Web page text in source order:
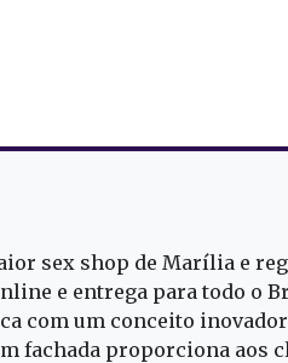
sex shop de Marília e
e entrega para todo o
com um conceito
fachada proporciona aos